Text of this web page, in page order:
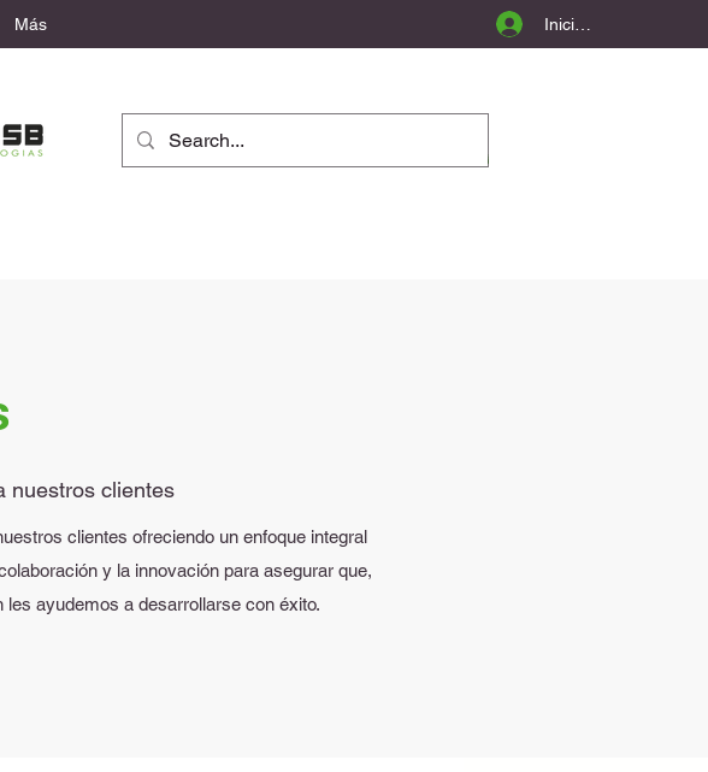
Más Iniciar sesión
nuestros clientes
clientes ofreciendo un enfoque integral
y la innovación para asegurar que,
ayudemos a desarrollarse con éxito.